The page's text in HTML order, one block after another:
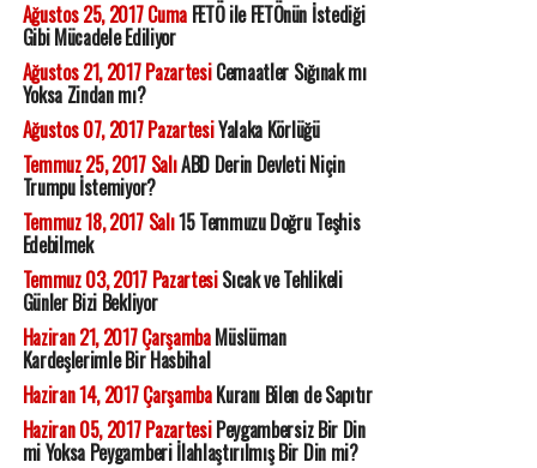
Ağustos 25, 2017 CumaFETÖ ile FETÖnün İstediği
Gibi Mücadele Ediliyor
Ağustos 21, 2017 PazartesiCemaatler Sığınak mı
Yoksa Zindan mı?
Ağustos 07, 2017 PazartesiYalaka Körlüğü
Temmuz 25, 2017 SalıABD Derin Devleti Niçin
Trumpu İstemiyor?
Temmuz 18, 2017 Salı15 Temmuzu Doğru Teşhis
Edebilmek
Temmuz 03, 2017 PazartesiSıcak ve Tehlikeli
Günler Bizi Bekliyor
Haziran 21, 2017 ÇarşambaMüslüman
Kardeşlerimle Bir Hasbihal
Haziran 14, 2017 ÇarşambaKuranı Bilen de Sapıtır
Haziran 05, 2017 PazartesiPeygambersiz Bir Din
mi Yoksa Peygamberi İlahlaştırılmış Bir Din mi?